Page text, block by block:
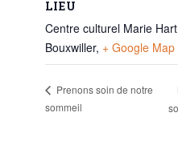
LIEU
Centre culturel Marie Hart
Bouxwiller, + Google Map
Prenons soin de notre
sommeil